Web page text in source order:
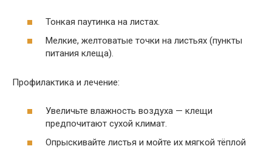
Тонкая паутинка на листах.
Мелкие, желтоватые точки на листьях (пункты
питания клеща).
Профилактика и лечение:
Увеличьте влажность воздуха — клещи
предпочитают сухой климат.
Опрыскивайте листья и мойте их мягкой тёплой